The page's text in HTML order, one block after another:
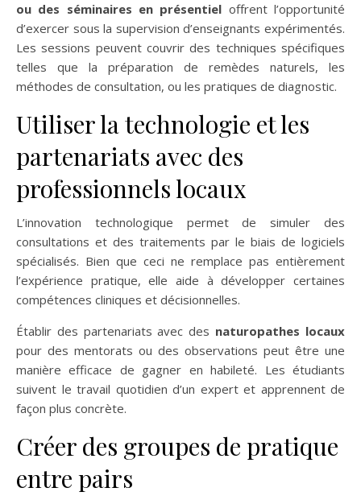
ou des séminaires en présentiel offrent l’opportunité
d’exercer sous la supervision d’enseignants expérimentés.
Les sessions peuvent couvrir des techniques spécifiques
telles que la préparation de remèdes naturels, les
méthodes de consultation, ou les pratiques de diagnostic.
Utiliser la technologie et les
partenariats avec des
professionnels locaux
L’innovation technologique permet de simuler des
consultations et des traitements par le biais de logiciels
spécialisés. Bien que ceci ne remplace pas entièrement
l’expérience pratique, elle aide à développer certaines
compétences cliniques et décisionnelles.
Établir des partenariats avec des naturopathes locaux
pour des mentorats ou des observations peut être une
manière efficace de gagner en habileté. Les étudiants
suivent le travail quotidien d’un expert et apprennent de
façon plus concrète.
Créer des groupes de pratique
entre pairs